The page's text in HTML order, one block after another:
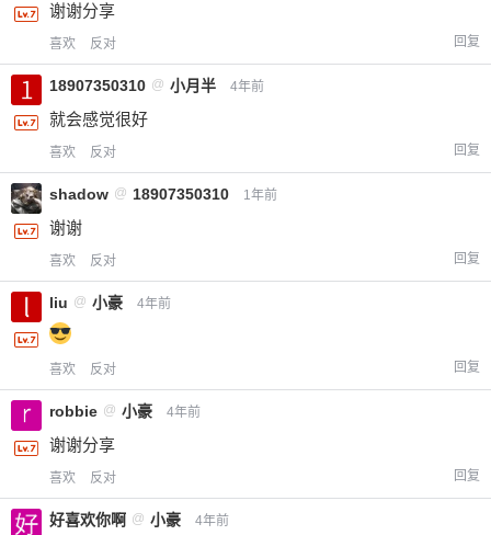
谢谢分享
喜欢 反对 回复
18907350310 @ 小月半 4年前
就会感觉很好
喜欢 反对 回复
shadow @ 18907350310 1年前
谢谢
喜欢 反对 回复
liu @ 小豪 4年前
喜欢 反对 回复
robbie @ 小豪 4年前
谢谢分享
喜欢 反对 回复
好喜欢你啊 @ 小豪 4年前